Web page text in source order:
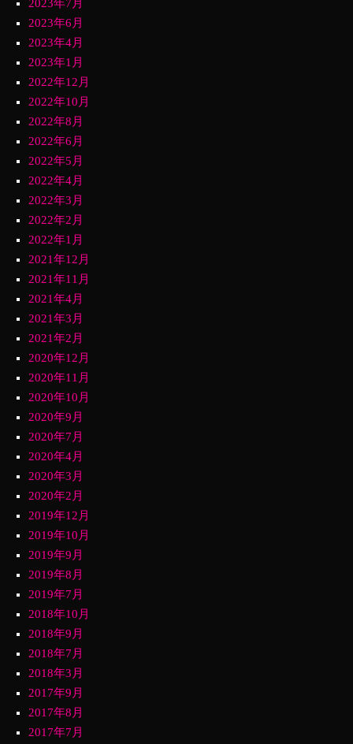
2023年7月
2023年6月
2023年4月
2023年1月
2022年12月
2022年10月
2022年8月
2022年6月
2022年5月
2022年4月
2022年3月
2022年2月
2022年1月
2021年12月
2021年11月
2021年4月
2021年3月
2021年2月
2020年12月
2020年11月
2020年10月
2020年9月
2020年7月
2020年4月
2020年3月
2020年2月
2019年12月
2019年10月
2019年9月
2019年8月
2019年7月
2018年10月
2018年9月
2018年7月
2018年3月
2017年9月
2017年8月
2017年7月